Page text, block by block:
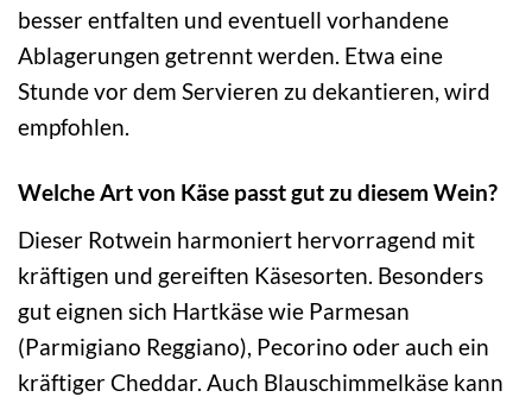
besser entfalten und eventuell vorhandene
Ablagerungen getrennt werden. Etwa eine
Stunde vor dem Servieren zu dekantieren, wird
empfohlen.
Welche Art von Käse passt gut zu diesem Wein?
Dieser Rotwein harmoniert hervorragend mit
kräftigen und gereiften Käsesorten. Besonders
gut eignen sich Hartkäse wie Parmesan
(Parmigiano Reggiano), Pecorino oder auch ein
kräftiger Cheddar. Auch Blauschimmelkäse kann